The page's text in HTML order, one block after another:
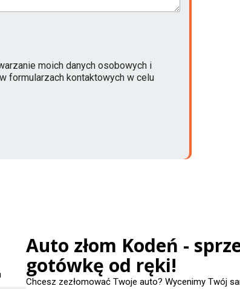
moich danych osobowych i
formularzach kontaktowych w celu
Auto złom Kodeń -
gotówkę od ręki!
Chcesz zezłomować Twoje auto? Wycenimy Twój